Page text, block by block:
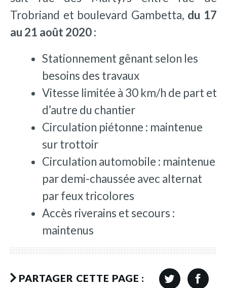
Trobriand et boulevard Gambetta, du 17
au 21 août 2020 :
Stationnement gênant selon les
besoins des travaux
Vitesse limitée à 30 km/h de part et
d’autre du chantier
Circulation piétonne : maintenue
sur trottoir
Circulation automobile : maintenue
par demi-chaussée avec alternat
par feux tricolores
Accès riverains et secours :
maintenus
PARTAGER CETTE PAGE :